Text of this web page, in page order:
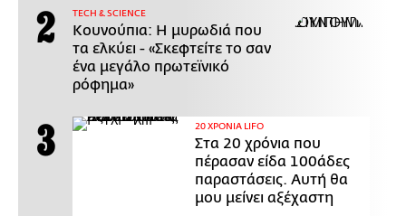
ΤECH & SCIENCE
Κουνούπια: Η μυρωδιά που
τα ελκύει - «Σκεφτείτε το σαν
ένα μεγάλο πρωτεϊνικό
ρόφημα»
20 ΧΡΟΝΙΑ LIFO
Στα 20 χρόνια που
πέρασαν είδα 100άδες
παραστάσεις. Αυτή θα
μου μείνει αξέχαστη